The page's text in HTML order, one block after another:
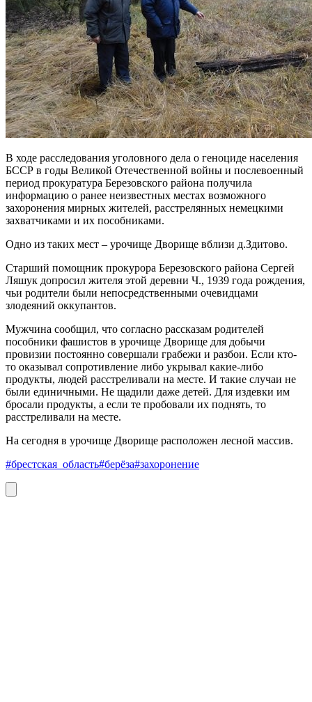
В ходе расследования уголовного дела о геноциде населения
БССР в годы Великой Отечественной войны и послевоенный
период прокуратура Березовского района получила
информацию о ранее неизвестных местах возможного
захоронения мирных жителей, расстрелянных немецкими
захватчиками и их пособниками.
Одно из таких мест – урочище Дворище вблизи д.Здитово.
Старший помощник прокурора Березовского района Сергей
Ляшук допросил жителя этой деревни Ч., 1939 года рождения,
чьи родители были непосредственными очевидцами
злодеяний оккупантов.
Мужчина сообщил, что согласно рассказам родителей
пособники фашистов в урочище Дворище для добычи
провизии постоянно совершали грабежи и разбои. Если кто-
то оказывал сопротивление либо укрывал какие-либо
продукты, людей расстреливали на месте. И такие случаи не
были единичными. Не щадили даже детей. Для издевки им
бросали продукты, а если те пробовали их поднять, то
расстреливали на месте.
На сегодня в урочище Дворище расположен лесной массив.
#брестская_область#берёза#захоронение